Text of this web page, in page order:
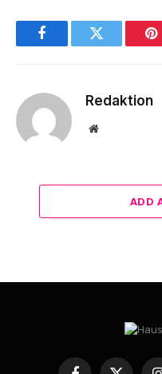
FacebookTwitter
Redaktion
Website
ADD